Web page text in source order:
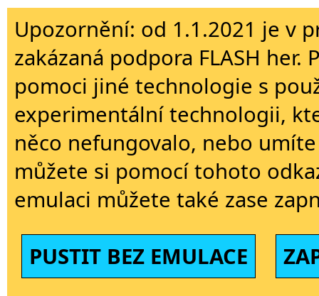
Upozornění: od 1.1.2021 je v
zakázaná podpora FLASH
pomoci jiné technologie s
experimentální technologii,
něco nefungovalo, nebo
můžete si pomocí tohoto
emulaci můžete také zase
PUSTIT BEZ EMULACE